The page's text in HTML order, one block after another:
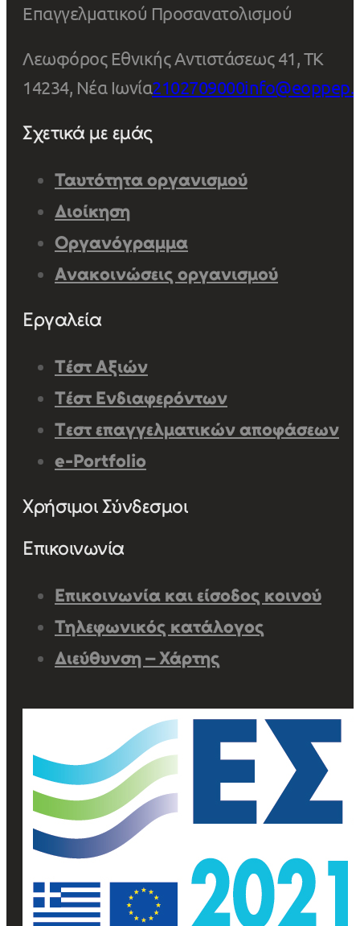
Επαγγελματικού Προσανατολισμού
Λεωφόρος Εθνικής Αντιστάσεως 41, ΤΚ
14234, Νέα Ιωνία2102709000
Σχετικά με εμάς
Ταυτότητα οργανισμού
Διοίκηση
Οργανόγραμμα
Ανακοινώσεις οργανισμού
Εργαλεία
Τέστ Αξιών
Τέστ Ενδιαφερόντων
Τεστ επαγγελματικών αποφάσεων
e-Portfolio
Χρήσιμοι Σύνδεσμοι
Επικοινωνία
Επικοινωνία και είσοδος κοινού
Τηλεφωνικός κατάλογος
Διεύθυνση – Χάρτης